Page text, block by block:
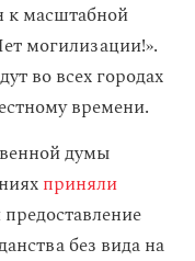
к масштабной
могилизации!».
во всех городах
времени.
думы
приняли
без вида на